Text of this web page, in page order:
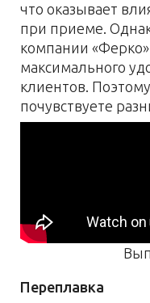
что оказывает
при приеме.
компании
максимального
клиентов.
почувствуете
Переплавка